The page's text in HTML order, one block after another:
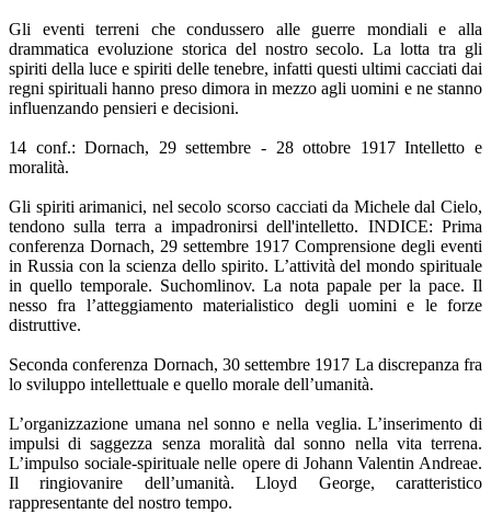
Gli eventi terreni che condussero alle guerre mondiali e alla
drammatica evoluzione storica del nostro secolo. La lotta tra gli
spiriti della luce e spiriti delle tenebre, infatti questi ultimi cacciati dai
regni spirituali hanno preso dimora in mezzo agli uomini e ne stanno
influenzando pensieri e decisioni.
14 conf.: Dornach, 29 settembre - 28 ottobre 1917 Intelletto e
moralità.
Gli spiriti arimanici, nel secolo scorso cacciati da Michele dal Cielo,
tendono sulla terra a impadronirsi dell'intelletto. INDICE: Prima
conferenza Dornach, 29 settembre 1917 Comprensione degli eventi
in Russia con la scienza dello spirito. L’attività del mondo spirituale
in quello temporale. Suchomlinov. La nota papale per la pace. Il
nesso fra l’atteggiamento materialistico degli uomini e le forze
distruttive.
Seconda conferenza Dornach, 30 settembre 1917 La discrepanza fra
lo sviluppo intellettuale e quello morale dell’umanità.
L’organizzazione umana nel sonno e nella veglia. L’inserimento di
impulsi di saggezza senza moralità dal sonno nella vita terrena.
L’impulso sociale-spirituale nelle opere di Johann Valentin Andreae.
Il ringiovanire dell’umanità. Lloyd George, caratteristico
rappresentante del nostro tempo.